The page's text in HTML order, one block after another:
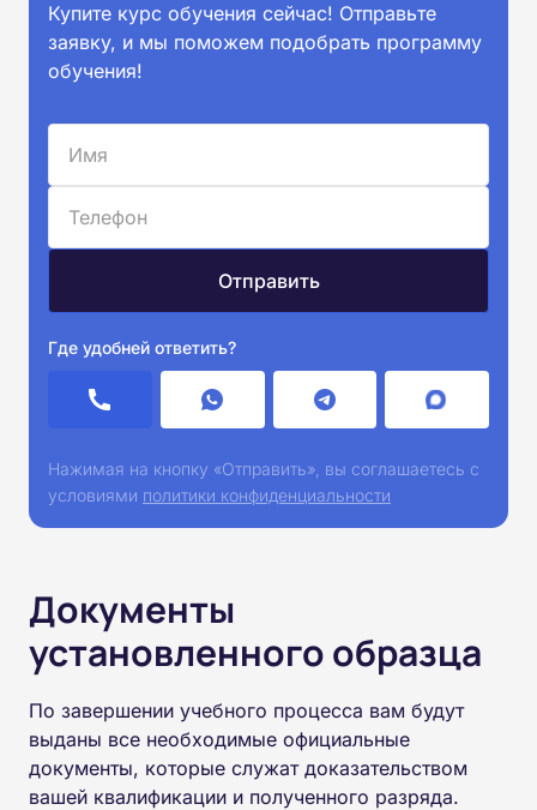
Купите курс обучения сейчас! Отправьте
заявку, и мы поможем подобрать программу
обучения!
Где удобней ответить?
Нажимая на кнопку «Отправить», вы соглашаетесь с
условиями политики конфиденциальности
Документы
установленного образца
По завершении учебного процесса вам будут
выданы все необходимые официальные
документы, которые служат доказательством
вашей квалификации и полученного разряда.